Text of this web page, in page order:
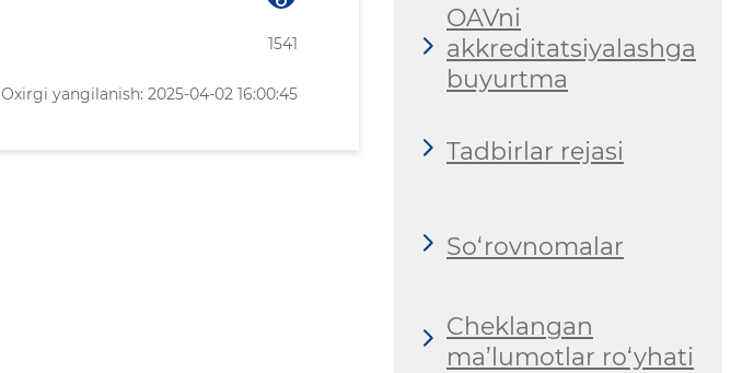
1541
Oxirgi yangilanish: 2025-04-02 16:00:45
OAVni
akkreditatsiyalashga
buyurtma
Tadbirlar rejasi
So‘rovnomalar
Cheklangan
ma’lumotlar ro‘yhati